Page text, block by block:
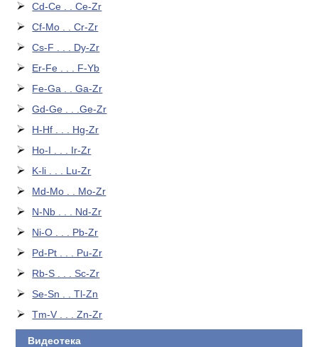
Cd-Ce . . Ce-Zr
Cf-Mo . . Cr-Zr
Cs-F . . . Dy-Zr
Er-Fe . . . F-Yb
Fe-Ga . . Ga-Zr
Gd-Ge . . .Ge-Zr
H-Hf . . . Hg-Zr
Ho-I . . . Ir-Zr
K-li . . . Lu-Zr
Md-Mo . . Mo-Zr
N-Nb . . . Nd-Zr
Ni-O . . . Pb-Zr
Pd-Pt . . . Pu-Zr
Rb-S . . . Sc-Zr
Se-Sn . . Tl-Zn
Tm-V . . . Zn-Zr
Видеотека